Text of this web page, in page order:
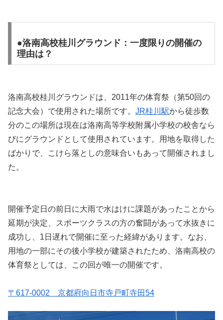
●洛南高校桂川グラウンド：一度限りの開催の
理由は？
洛南高校桂川グラウンドは、2011年の体育祭（第50回の
記念大会）で使用された場所です。 JR桂川駅から徒歩数
分のこの場所は現在は洛南高等学校附属小学校の校舎なら
びにグラウンドとして使用されています。用地を取得した
ばかりで、こけら落としの意味合いもあって開催されまし
た。
開催予定日の前日に大雨で水はけに課題があったことから
延期が決定、スポーツクラスの方の奮闘があって水抜きに
成功し、1日遅れで開催に至った経緯があります。なお、
用地の一部にその後小学校が建築されたため、洛南高校の
体育祭としては、この回が唯一の開催です。
〒617-0002 京都府向日市寺戸町寺田54